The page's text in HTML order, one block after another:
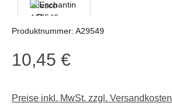
Produktnummer: A29549
Regulärer Preis:
10,45 €
Preise inkl. MwSt. zzgl. Versandkosten